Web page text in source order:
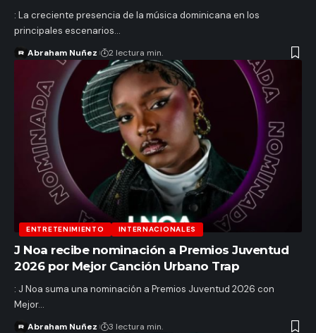
: La creciente presencia de la música dominicana en los
principales escenarios…
Abraham Nuñez 2 lectura min.
ENTRETENIMIENTO INTERNACIONALES
J Noa recibe nominación a Premios Juventud
2026 por Mejor Canción Urbano Trap
: J Noa suma una nominación a Premios Juventud 2026 con
Mejor…
Abraham Nuñez 3 lectura min.